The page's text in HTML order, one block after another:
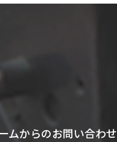
ムからのお問い合わせ